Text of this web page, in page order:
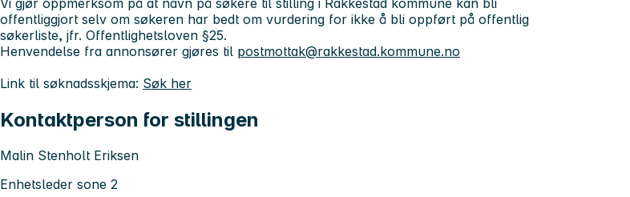
offentliggjort selv om søkeren har bedt om vurdering for ikke å bli oppført på offentlig
søkerliste, jfr. Offentlighetsloven §25.
Henvendelse fra annonsører gjøres til postmottak@rakkestad.kommune.no
Link til søknadsskjema: Søk her
Kontaktperson for stillingen
Malin Stenholt Eriksen
Enhetsleder sone 2